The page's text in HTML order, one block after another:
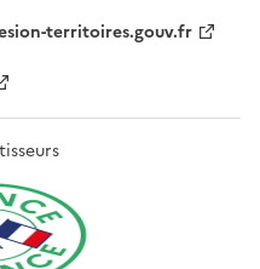
territoires.gouv.fr